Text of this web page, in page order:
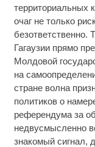
территориальных
очаг не только
безответственно.
Гагаузии прямо
Молдовой
на
стране волна
политиков о
референдума за
недвусмысленно
знакомый сигнал,